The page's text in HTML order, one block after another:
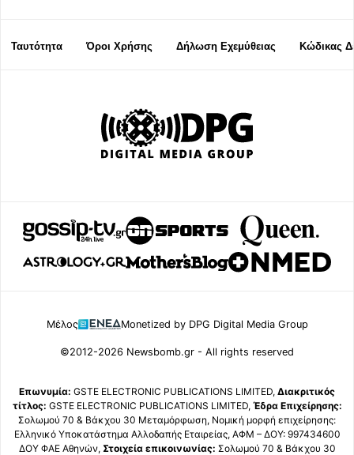
Ταυτότητα Όροι Χρήσης Δήλωση Εχεμύθειας Κώδικας
Μέλος Monetized by DPG Digital Media Group
©2012-2026 Newsbomb.gr - All rights reserved
Επωνυμία: GSTE ELECTRONIC PUBLICATIONS LIMITED, Διακριτικός
τίτλος: GSTE ELECTRONIC PUBLICATIONS LIMITED, Έδρα Επιχείρησης:
Σολωμού 70 & Βάκχου 30 Μεταμόρφωση, Νομική μορφή επιχείρησης:
Ελληνικό Υποκατάστημα Αλλοδαπής Εταιρείας, ΑΦΜ – ΔΟΥ: 997434600
ΔΟΥ ΦΑΕ Αθηνών, Στοιχεία επικοινωνίας: Σολωμού 70 & Βάκχου 30